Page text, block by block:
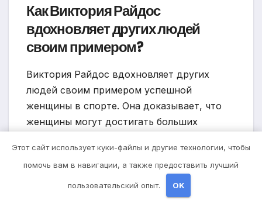
Как Виктория Райдос
вдохновляет других людей
своим примером?
Виктория Райдос вдохновляет других
людей своим примером успешной
женщины в спорте. Она доказывает, что
женщины могут достигать больших
активно пропагандирует здоровый образ
жизни и фитнес, мотивируя других людей
заботиться о своем здоровье и физической
Этот сайт использует куки-файлы и другие технологии, чтобы
помочь вам в навигации, а также предоставить лучший
пользовательский опыт. OK